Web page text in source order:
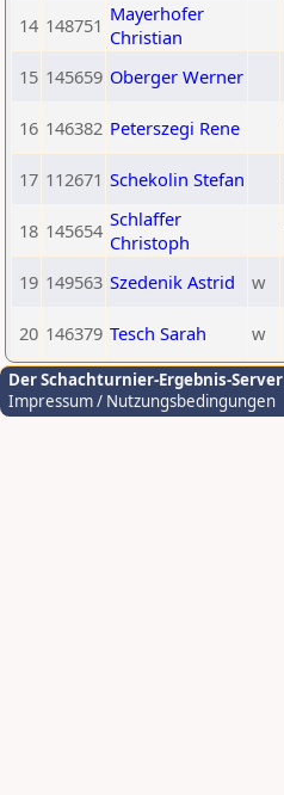
14 148751 Mayerhofer
Christian
15 145659 Oberger Werner
16 146382 Peterszegi Rene
17 112671 Schekolin Stefan
18 145654 Schlaffer
Christoph
19 149563 Szedenik Astrid w
20 146379 Tesch Sarah w
Der Schachturnier-Ergebnis-Server
Impressum / Nutzungsbedingungen